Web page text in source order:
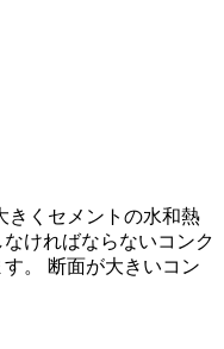
きくセメントの水和熱
ければならないコンク
。 断面が大きいコン